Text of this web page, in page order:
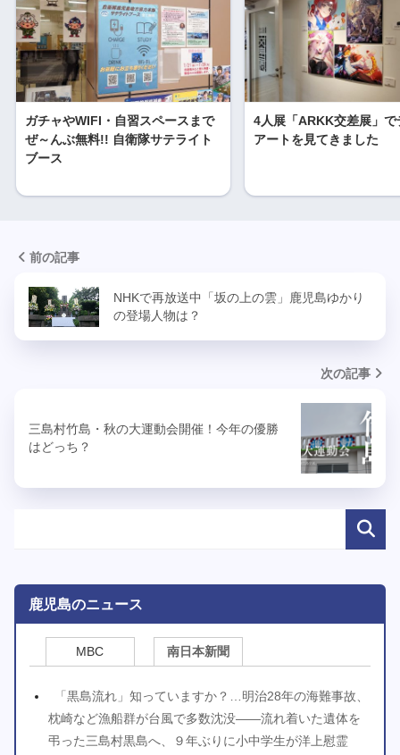
ガチャやWIFI・自習スペースまで
ぜ～んぶ無料!! 自衛隊サテライト
ブース
4人展「ARKK交差展」で
アートを見てきました
前の記事
NHKで再放送中「坂の上の雲」鹿児島ゆかり
の登場人物は？
次の記事
三島村竹島・秋の大運動会開催！今年の優勝
はどっち？
鹿児島のニュース
MBC 南日本新聞
「黒島流れ」知っていますか？…明治28年の海難事故、
枕崎など漁船群が台風で多数沈没――流れ着いた遺体を
弔った三島村黒島へ、９年ぶりに小中学生が洋上慰霊